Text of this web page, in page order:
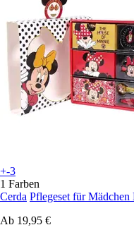
+-3
1 Farben
Cerda Pflegeset für
Ab 19,95 €